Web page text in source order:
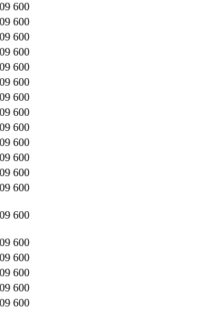
600
600
600
600
600
600
600
600
600
600
600
600
600
600
600
600
600
600
600